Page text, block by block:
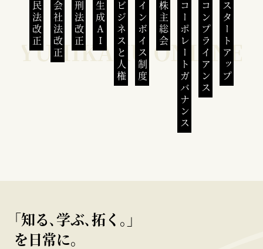
民法改正 会社法改正 刑法改正 生成AI ビジネスと人権インボイス制度 株主総会 コーポレートガバナンスコンプライアンススタートアップ
｢知る､学ぶ､拓く｡｣
を日常に。